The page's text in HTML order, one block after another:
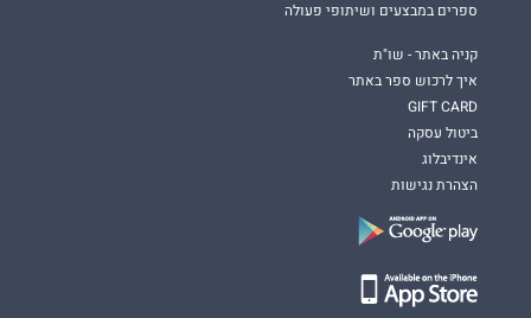
ספרים במבצעים ושיתופי פעולה
קניה באתר - שו"ת
איך לרכוש ספר באתר
GIFT CARD
ביטול עסקה
אינדיבלוג
הצהרת נגישות